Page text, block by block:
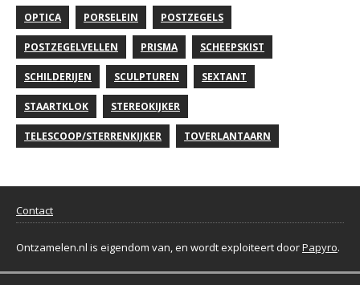
OPTICA PORSELEIN POSTZEGELS
POSTZEGELVELLEN PRISMA SCHEEPSKIST
SCHILDERIJEN SCULPTUREN SEXTANT
STAARTKLOK STEREOKIJKER
TELESCOOP/STERRENKIJKER TOVERLANTAARN
Contact
Ontzamelen.nl is eigendom van, en wordt exploiteert doorPapyro.